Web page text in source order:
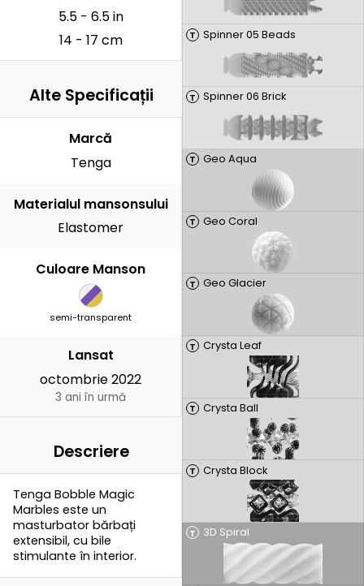
T Spinner 05 Beads
T Spinner 06 Brick
T Geo Aqua
T Geo Coral
T Geo Glacier
T Crysta Leaf
T Crysta Ball
T Crysta Block
T 3D Spiral
5.5 - 6.5 in
14 - 17 cm
Alte Specificații
Marcă
Tenga
Materialul mansonsului
Elastomer
Culoare Manson
semi-transparent
Lansat
octombrie 2022
3 ani în urmă
Descriere
Tenga Bobble Magic
Marbles este un
masturbator bărbați
extensibil, cu bile
stimulante în interior.